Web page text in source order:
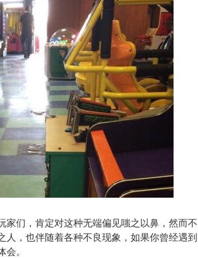
们，肯定对这种无端偏见嗤之以鼻，然而不
，也伴随着各种不良现象，如果你曾经遇到
。